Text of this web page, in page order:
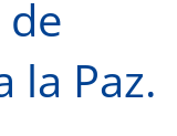
la Paz.